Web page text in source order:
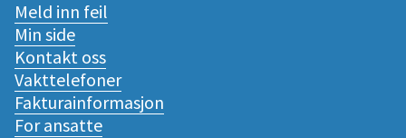
Meld inn feil
Min side
Kontakt oss
Vakttelefoner
Fakturainformasjon
For ansatte